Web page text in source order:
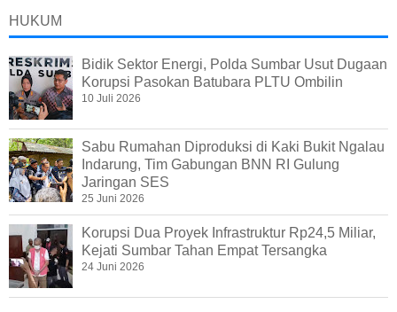
HUKUM
Bidik Sektor Energi, Polda Sumbar Usut Dugaan
Korupsi Pasokan Batubara PLTU Ombilin
10 Juli 2026
Sabu Rumahan Diproduksi di Kaki Bukit Ngalau
Indarung, Tim Gabungan BNN RI Gulung
Jaringan SES
25 Juni 2026
Korupsi Dua Proyek Infrastruktur Rp24,5 Miliar,
Kejati Sumbar Tahan Empat Tersangka
24 Juni 2026